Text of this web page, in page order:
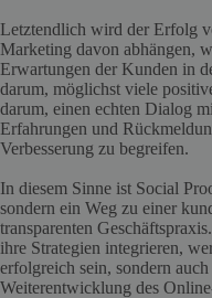
Letztendlich wird der Erfolg
Marketing davon abhängen,
Erwartungen der Kunden in
darum, möglichst viele
darum, einen echten Dialog
Erfahrungen und
Verbesserung zu begreifen.
In diesem Sinne ist Social
sondern ein Weg zu einer
transparenten
ihre Strategien integrieren,
erfolgreich sein, sondern
Weiterentwicklung des